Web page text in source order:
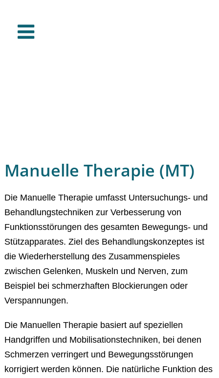
Manuelle Therapie (MT)
Die Manuelle Therapie umfasst Untersuchungs- und
Behandlungstechniken zur Verbesserung von
Funktionsstörungen des gesamten Bewegungs- und
Stützapparates. Ziel des Behandlungskonzeptes ist
die Wiederherstellung des Zusammenspieles
zwischen Gelenken, Muskeln und Nerven, zum
Beispiel bei schmerzhaften Blockierungen oder
Verspannungen.
Die Manuellen Therapie basiert auf speziellen
Handgriffen und Mobilisationstechniken, bei denen
Schmerzen verringert und Bewegungsstörungen
korrigiert werden können. Die natürliche Funktion des